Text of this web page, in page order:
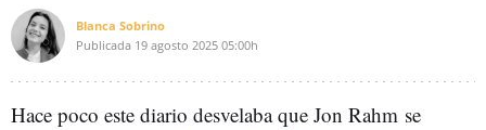
Blanca Sobrino
Publicada 19 agosto 2025 05:00h
Hace poco este diario desvelaba que Jon Rahm se